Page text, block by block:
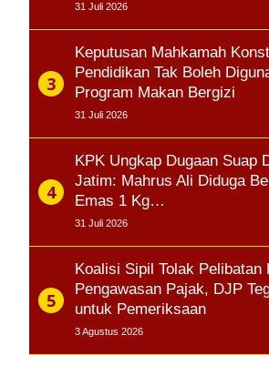
31 Juli 2026
Keputusan Mahkamah
Pendidikan Tak Boleh
Program Makan Bergizi
31 Juli 2026
KPK Ungkap Dugaan Suap
Jatim: Mahrus Ali Diduga
Emas 1 Kg…
31 Juli 2026
Koalisi Sipil Tolak Pelibatan
Pengawasan Pajak, DJP
untuk Pemeriksaan
3 Agustus 2026